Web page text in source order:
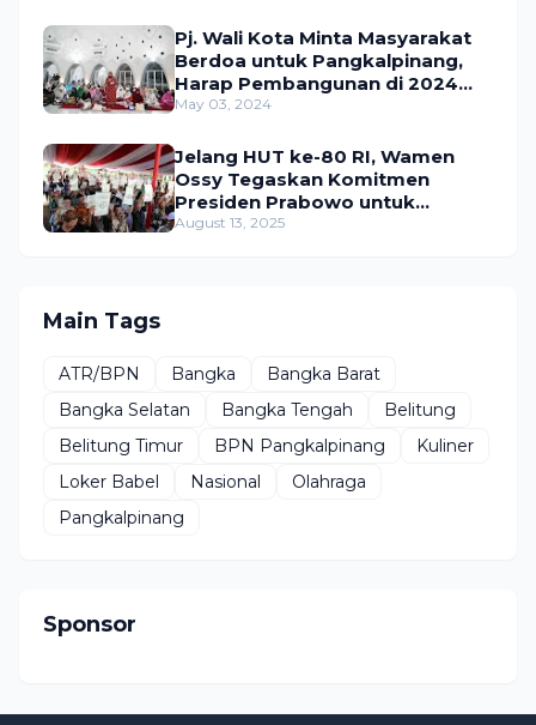
Pj. Wali Kota Minta Masyarakat
Berdoa untuk Pangkalpinang,
Harap Pembangunan di 2024
Berjalan Lancar
May 03, 2024
Jelang HUT ke-80 RI, Wamen
Ossy Tegaskan Komitmen
Presiden Prabowo untuk
Menyejahterakan Rakyat
August 13, 2025
Main Tags
ATR/BPN Bangka
Bangka Barat
Bangka Selatan
Bangka Tengah
Belitung
Belitung Timur
BPN Pangkalpinang
Kuliner
Loker Babel
Nasional
Olahraga
Pangkalpinang
Sponsor